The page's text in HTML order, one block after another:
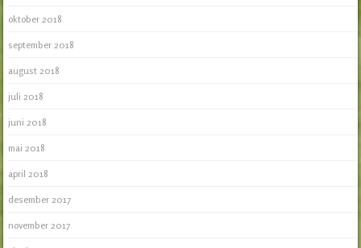
oktober 2018
september 2018
august 2018
juli 2018
juni 2018
mai 2018
april 2018
desember 2017
november 2017